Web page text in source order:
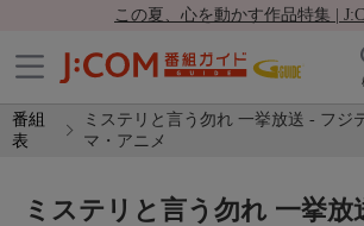
この夏、心を動かす作品特集 |
番組
表
ミステリと言う勿れ 一挙放送 - フ
マ・アニメ
ミステリと言う勿れ 一挙放